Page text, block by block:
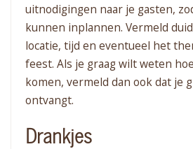
uitnodigingen naar je gasten,
kunnen inplannen. Vermeld
locatie, tijd en eventueel het
feest. Als je graag wilt weten
komen, vermeld dan ook dat je
ontvangt.
Drankjes